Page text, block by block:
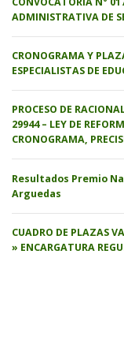
ADMINISTRATIVA DE
CRONOGRAMA Y
ESPECIALISTAS DE
PROCESO DE
29944 – LEY DE
CRONOGRAMA,
Resultados Premio
Arguedas
CUADRO DE PLAZAS
» ENCARGATURA